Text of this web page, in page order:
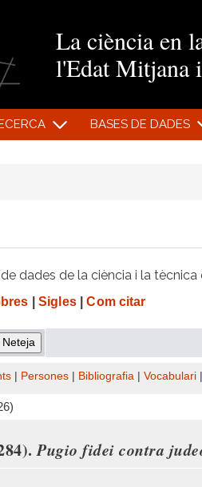
La ciència en
l'Edat Mitjana
BASES DE DADES
dades de la ciència i la
Sigles| Com citar
Persones Bibliografia Vocabulari
Pugio fidei contra